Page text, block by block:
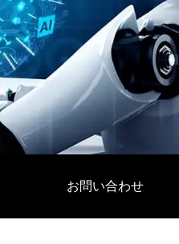
お問い合わせ